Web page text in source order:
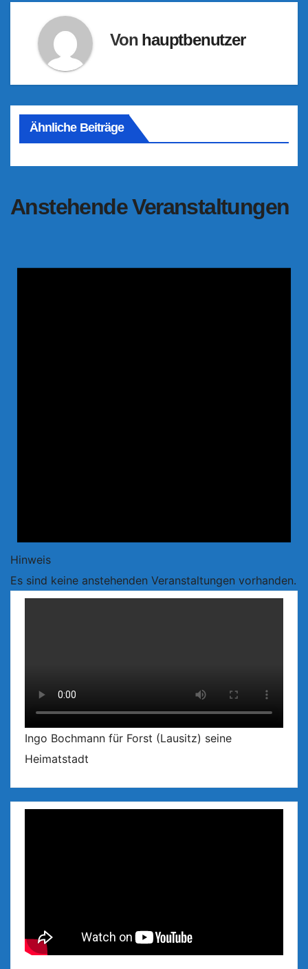
Von hauptbenutzer
Ähnliche Beiträge
Anstehende Veranstaltungen
Hinweis
Es sind keine anstehenden Veranstaltungen vorhanden.
Ingo Bochmann für Forst (Lausitz) seine
Heimatstadt